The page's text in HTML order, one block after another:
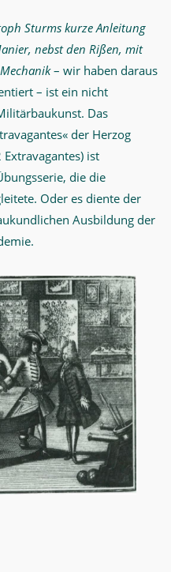
Sturms kurze Anleitung
nebst den Rißen, mit
– wir haben daraus
– ist ein nicht
Das
der Herzog
ist
die die
Oder es diente der
Ausbildung der